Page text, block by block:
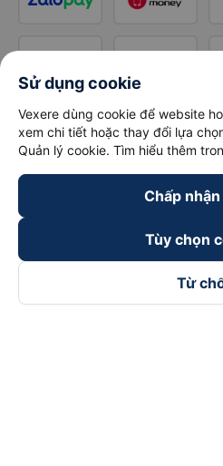
Sử dụng cookie
Vexere dùng cookie để website
xem chi tiết hoặc thay đổi lựa
Quản lý cookie. Tìm hiểu thêm
Chấp
Tùy chọn
Từ